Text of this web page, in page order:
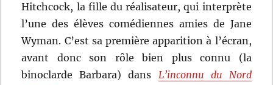
Hitchcock, la fille du réalisateur, qui interprète
l’une des élèves comédiennes amies de Jane
Wyman. C’est sa première apparition à l’écran,
avant donc son rôle bien plus connu (la
binoclarde Barbara) dans L’inconnu du Nord